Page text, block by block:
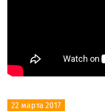
22 марта 2017